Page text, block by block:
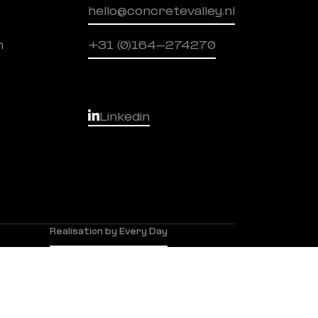
hello@concretevalley.nl
+31 (0)164-274270
Linkedin
Realisation by Every Day